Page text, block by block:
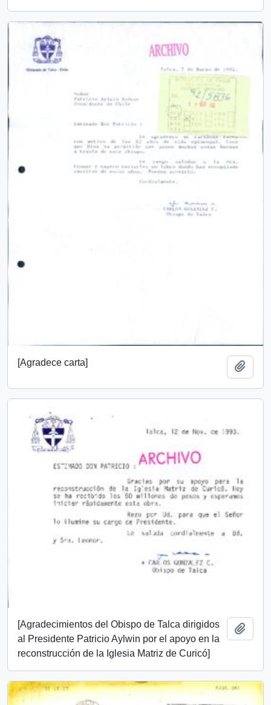
[Agradece carta]
[Agradecimientos del Obispo de Talca dirigidos
al Presidente Patricio Aylwin por el apoyo en la
reconstrucción de la Iglesia Matriz de Curicó]